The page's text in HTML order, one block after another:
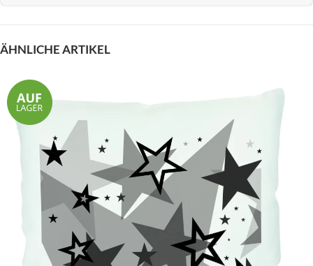
ÄHNLICHE ARTIKEL